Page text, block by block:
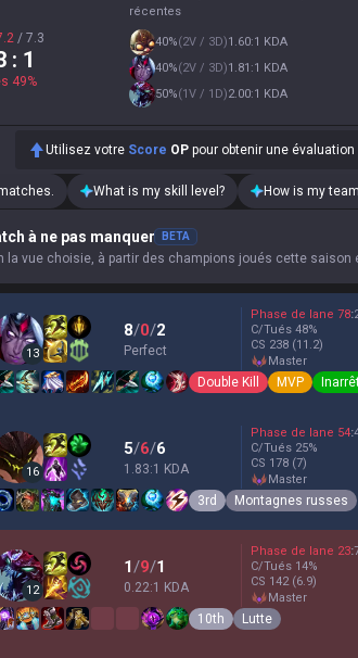
/ 7.3
: 1
49%
récentes
40%(2V / 3D)1.60:1 KDA
40%(2V / 3D)1.81:1 KDA
50%(1V / 1D)2.00:1 KDA
Utilisez votre Score OP pour obtenir une
What is my skill level? How is my
à ne pas manquer BETA
la vue choisie, à partir des champions joués cette
13
8/0/2
Perfect
Phase de lane 78:
C/Tués 48%
CS 238 (11.2)
master
Double Kill MVP
16
5/6/6
1.83:1 KDA
Phase de lane 54:
C/Tués 25%
CS 178 (7)
master
3rd Montagnes russes
12
1/9/1
0.22:1 KDA
Phase de lane 23:
C/Tués 14%
CS 142 (6.9)
master
10th Lutte